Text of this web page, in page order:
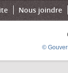
Nous joindre
©